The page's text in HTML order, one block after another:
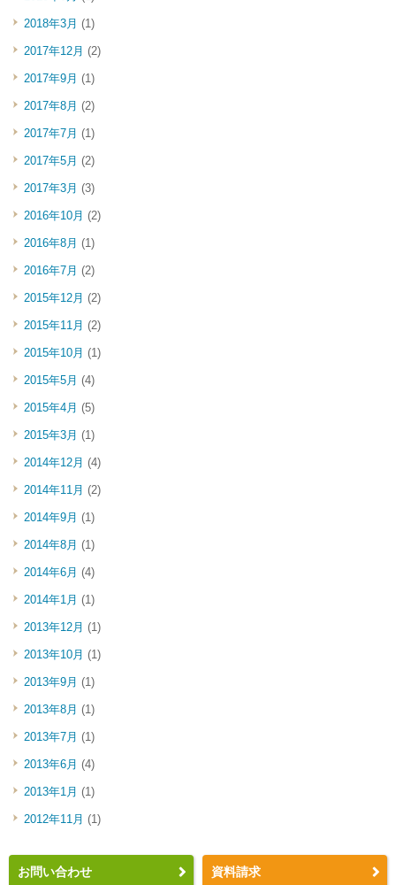
2018年3月 (1)
2017年12月 (2)
2017年9月 (1)
2017年8月 (2)
2017年7月 (1)
2017年5月 (2)
2017年3月 (3)
2016年10月 (2)
2016年8月 (1)
2016年7月 (2)
2015年12月 (2)
2015年11月 (2)
2015年10月 (1)
2015年5月 (4)
2015年4月 (5)
2015年3月 (1)
2014年12月 (4)
2014年11月 (2)
2014年9月 (1)
2014年8月 (1)
2014年6月 (4)
2014年1月 (1)
2013年12月 (1)
2013年10月 (1)
2013年9月 (1)
2013年8月 (1)
2013年7月 (1)
2013年6月 (4)
2013年1月 (1)
2012年11月 (1)
お問い合わせ 資料請求